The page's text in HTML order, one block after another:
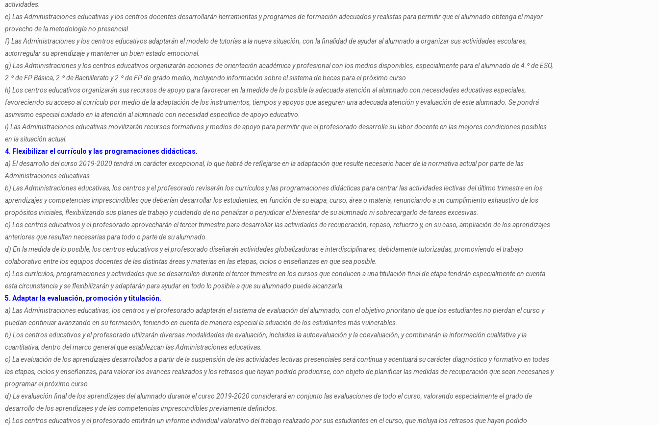
actividades.
e) Las Administraciones educativas y los centros docentes desarrollarán herramientas y programas de formación adecuados y realistas para permitir que el alumnado obtenga el mayor
provecho de la metodología no presencial.
f) Las Administraciones y los centros educativos adaptarán el modelo de tutorías a la nueva situación, con la finalidad de ayudar al alumnado a organizar sus actividades escolares,
autorregular su aprendizaje y mantener un buen estado emocional.
g) Las Administraciones y los centros educativos organizarán acciones de orientación académica y profesional con los medios disponibles, especialmente para el alumnado de 4.º de ESO,
2.º de FP Básica, 2.º de Bachillerato y 2.º de FP de grado medio, incluyendo información sobre el sistema de becas para el próximo curso.
h) Los centros educativos organizarán sus recursos de apoyo para favorecer en la medida de lo posible la adecuada atención al alumnado con necesidades educativas especiales,
favoreciendo su acceso al currículo por medio de la adaptación de los instrumentos, tiempos y apoyos que aseguren una adecuada atención y evaluación de este alumnado. Se pondrá
asimismo especial cuidado en la atención al alumnado con necesidad específica de apoyo educativo.
i) Las Administraciones educativas movilizarán recursos formativos y medios de apoyo para permitir que el profesorado desarrolle su labor docente en las mejores condiciones posibles
en la situación actual.
4. Flexibilizar el currículo y las programaciones didácticas.
a) El desarrollo del curso 2019-2020 tendrá un carácter excepcional, lo que habrá de reflejarse en la adaptación que resulte necesario hacer de la normativa actual por parte de las
Administraciones educativas.
b) Las Administraciones educativas, los centros y el profesorado revisarán los currículos y las programaciones didácticas para centrar las actividades lectivas del último trimestre en los
aprendizajes y competencias imprescindibles que deberían desarrollar los estudiantes, en función de su etapa, curso, área o materia, renunciando a un cumplimiento exhaustivo de los
propósitos iniciales, flexibilizando sus planes de trabajo y cuidando de no penalizar o perjudicar el bienestar de su alumnado ni sobrecargarlo de tareas excesivas.
c) Los centros educativos y el profesorado aprovecharán el tercer trimestre para desarrollar las actividades de recuperación, repaso, refuerzo y, en su caso, ampliación de los aprendizajes
anteriores que resulten necesarias para todo o parte de su alumnado.
d) En la medida de lo posible, los centros educativos y el profesorado diseñarán actividades globalizadoras e interdisciplinares, debidamente tutorizadas, promoviendo el trabajo
colaborativo entre los equipos docentes de las distintas áreas y materias en las etapas, ciclos o enseñanzas en que sea posible.
e) Los currículos, programaciones y actividades que se desarrollen durante el tercer trimestre en los cursos que conducen a una titulación final de etapa tendrán especialmente en cuenta
esta circunstancia y se flexibilizarán y adaptarán para ayudar en todo lo posible a que su alumnado pueda alcanzarla.
5. Adaptar la evaluación, promoción y titulación.
a) Las Administraciones educativas, los centros y el profesorado adaptarán el sistema de evaluación del alumnado, con el objetivo prioritario de que los estudiantes no pierdan el curso y
puedan continuar avanzando en su formación, teniendo en cuenta de manera especial la situación de los estudiantes más vulnerables.
b) Los centros educativos y el profesorado utilizarán diversas modalidades de evaluación, incluidas la autoevaluación y la coevaluación, y combinarán la información cualitativa y la
cuantitativa, dentro del marco general que establezcan las Administraciones educativas.
c) La evaluación de los aprendizajes desarrollados a partir de la suspensión de las actividades lectivas presenciales será continua y acentuará su carácter diagnóstico y formativo en todas
las etapas, ciclos y enseñanzas, para valorar los avances realizados y los retrasos que hayan podido producirse, con objeto de planificar las medidas de recuperación que sean necesarias y
programar el próximo curso.
d) La evaluación final de los aprendizajes del alumnado durante el curso 2019-2020 considerará en conjunto las evaluaciones de todo el curso, valorando especialmente el grado de
desarrollo de los aprendizajes y de las competencias imprescindibles previamente definidos.
e) Los centros educativos y el profesorado emitirán un informe individual valorativo del trabajo realizado por sus estudiantes en el curso, que incluya los retrasos que hayan podido